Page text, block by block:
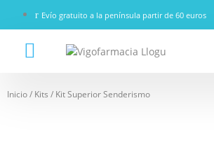
Evío gratuito a la península partir de 60 euros
Inicio/ Kits / Kit Superior Senderismo